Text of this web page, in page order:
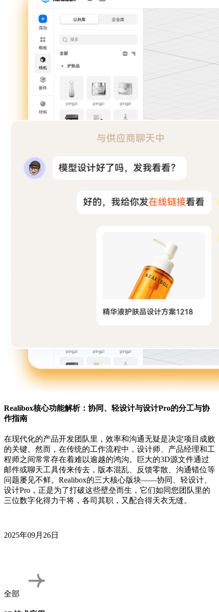
Realibox核心功能解析：协同、轻设计与设计Pro的分工与协
作指南
在现代化的产品开发团队里，效率和沟通无疑是决定项目成败
的关键。然而，在传统的工作流程中，设计师、产品经理和工
程师之间常常存在着难以逾越的鸿沟。巨大的3D源文件通过
邮件或聊天工具传来传去，版本混乱、反馈零散、沟通错位等
问题屡见不鲜。Realibox的三大核心版块——协同、轻设计、
设计Pro，正是为了打破这些壁垒而生，它们如同您团队里的
三位数字化得力干将，各司其职，又配合得天衣无缝。
2025年09月26日
全部